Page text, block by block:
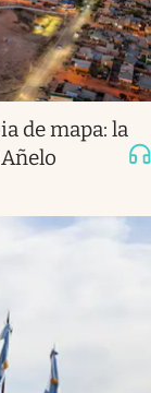
de mapa: la